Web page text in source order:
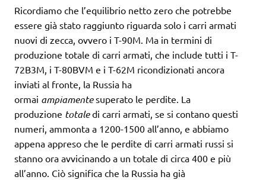
Ricordiamo che l’equilibrio netto zero che potrebbe
essere già stato raggiunto riguarda solo i carri armati
nuovi di zecca, ovvero i T-90M. Ma in termini di
produzione totale di carri armati, che include tutti i T-
72B3M, i T-80BVM e i T-62M ricondizionati ancora
inviati al fronte, la Russia ha
ormai ampiamentesuperato le perdite. La
produzione totaledi carri armati, se si contano questi
numeri, ammonta a 1200-1500 all’anno, e abbiamo
appena appreso che le perdite di carri armati russi si
stanno ora avvicinando a un totale di circa 400 e più
all’anno. Ciò significa che la Russia ha già